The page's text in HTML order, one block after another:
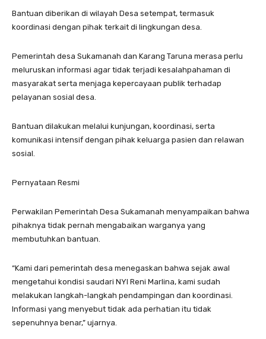
Bantuan diberikan di wilayah Desa setempat, termasuk
koordinasi dengan pihak terkait di lingkungan desa.
Pemerintah desa Sukamanah dan Karang Taruna merasa perlu
meluruskan informasi agar tidak terjadi kesalahpahaman di
masyarakat serta menjaga kepercayaan publik terhadap
pelayanan sosial desa.
Bantuan dilakukan melalui kunjungan, koordinasi, serta
komunikasi intensif dengan pihak keluarga pasien dan relawan
sosial.
Pernyataan Resmi
Perwakilan Pemerintah Desa Sukamanah menyampaikan bahwa
pihaknya tidak pernah mengabaikan warganya yang
membutuhkan bantuan.
“Kami dari pemerintah desa menegaskan bahwa sejak awal
mengetahui kondisi saudari NYI Reni Marlina, kami sudah
melakukan langkah-langkah pendampingan dan koordinasi.
Informasi yang menyebut tidak ada perhatian itu tidak
sepenuhnya benar,” ujarnya.